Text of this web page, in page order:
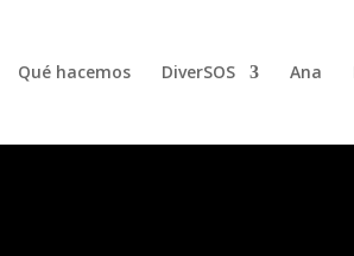
Qué hacemos DiverSOS Ana